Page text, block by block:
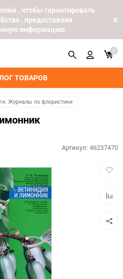
, чтобы гарантировать
, предоставляя
информацию.
ТОВАРОВ
0
Журналы по флористики
Артикул:46237470